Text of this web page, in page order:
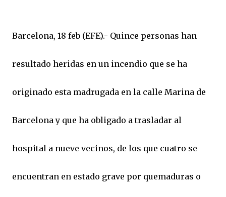
Barcelona, 18 feb (EFE).- Quince personas han
resultado heridas en un incendio que se ha
originado esta madrugada en la calle Marina de
Barcelona y que ha obligado a trasladar al
hospital a nueve vecinos, de los que cuatro se
encuentran en estado grave por quemaduras o